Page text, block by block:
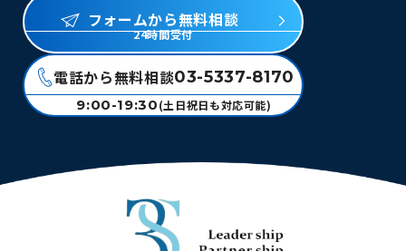
フォームから無料相談
24時間受付
電話から無料相談03-5337-8170
9:00-19:30(土日祝日も対応可能)